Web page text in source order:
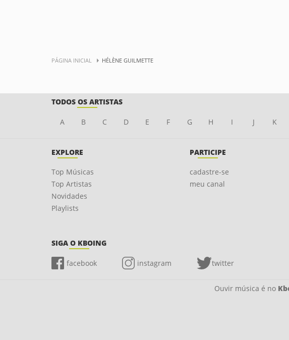
PÁGINA INICIAL HÉLÈNE GUILMETTE
TODOS OS ARTISTAS
A B C D E F G H I J K
EXPLORE
Top Músicas
Top Artistas
Novidades
Playlists
PARTICIPE
cadastre-se
meu canal
SIGA O KBOING
facebook instagram twitter
Ouvir música é no